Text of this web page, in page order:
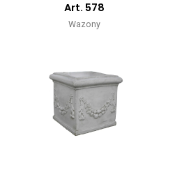
Art. 578
Wazony